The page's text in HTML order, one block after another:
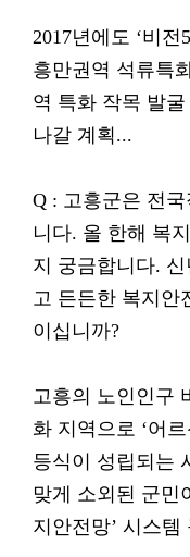
2017년에도 ‘비전
흥만권역 석류특
역 특화 작목 발
나갈 계획...
Q : 고흥군은 전
니다. 올 한해 복
지 궁금합니다.
고 든든한 복지안
이십니까?
고흥의 노인인구
화 지역으로 ‘어
등식이 성립되는
맞게 소외된 군민
지안전망’ 시스템